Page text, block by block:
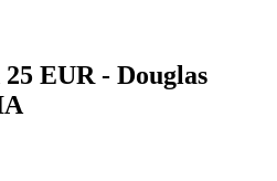
EUR - Douglas